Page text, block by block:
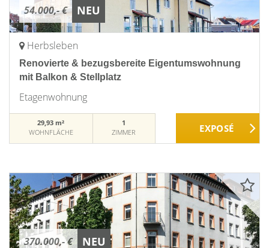
54.000,- € NEU
Herbsleben
Renovierte & bezugsbereite Eigentumswohnung
mit Balkon & Stellplatz
Etagenwohnung
29,93 m²
WOHNFLÄCHE
1
ZIMMER
370.000,- € NEU